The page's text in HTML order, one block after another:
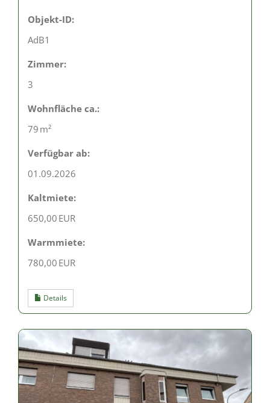
Objekt-ID:
AdB1
Zimmer:
3
Wohnfläche ca.:
79 m²
Verfügbar ab:
01.09.2026
Kaltmiete:
650,00 EUR
Warmmiete:
780,00 EUR
Details